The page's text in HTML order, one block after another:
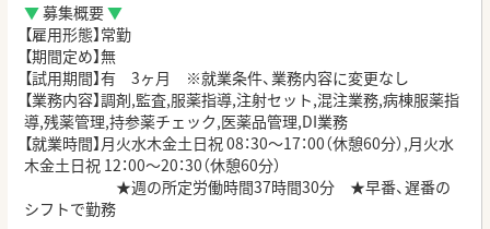
▼募集概要▼
【雇用形態】常勤
【期間定め】無
【試用期間】有 3ヶ月 ※就業条件、業務内容に変更なし
【業務内容】調剤,監査,服薬指導,注射セット,混注業務,病棟服薬指
導,残薬管理,持参薬チェック,医薬品管理,DI業務
【就業時間】月火水木金土日祝08：30～17：00（休憩60分）,月火水
木金土日祝 12：00～20：30（休憩60分）
★週の所定労働時間37時間30分 ★早番、遅番の
シフトで勤務